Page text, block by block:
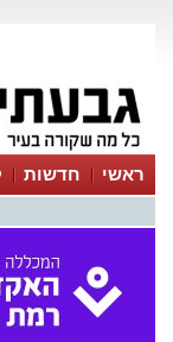
ראשי חדשות